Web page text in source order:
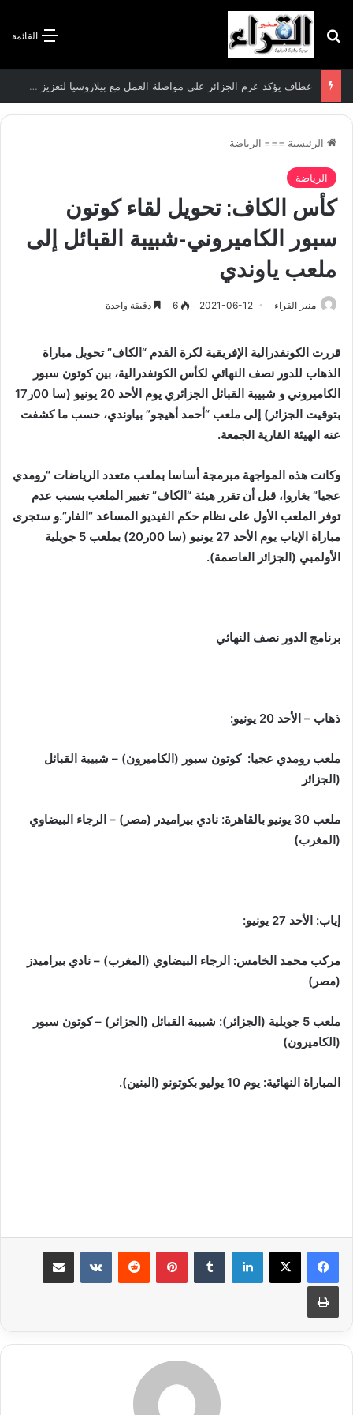
القائمة بحث عن
سعيود يشدد على إلزامية استكمال جميع عمليات تعويض متضرري حرائق الغابات قبل نهاية شهر أوت
الرئيسية === الرياضة
الرياضة
كأس الكاف: تحويل لقاء كوتون
سبور الكاميروني-شبيبة القبائل إلى
ملعب ياوندي
منبر القراء 2021-06-12
6 دقيقة واحدة
قررت الكونفدرالية الإفريقية لكرة القدم “الكاف” تحويل مباراة
الذهاب للدور نصف النهائي لكأس الكونفدرالية، بين كوتون سبور
الكاميروني و شبيبة القبائل الجزائري يوم الأحد 20 يونيو (سا 00ر17
بتوقيت الجزائر) إلى ملعب “أحمد أهيجو” بياوندي، حسب ما كشفت
عنه الهيئة القارية الجمعة.
وكانت هذه المواجهة مبرمجة أساسا بملعب متعدد الرياضات “رومدي
عجيا” بغاروا، قبل أن تقرر هيئة “الكاف” تغيير الملعب بسبب عدم
توفر الملعب الأول على نظام حكم الفيديو المساعد “الفار”.و ستجرى
مباراة الإياب يوم الأحد 27 يونيو (سا 00ر20) بملعب 5 جويلية
الأولمبي (الجزائر العاصمة).
برنامج الدور نصف النهائي
ذهاب – الأحد 20 يونيو:
ملعب رومدي عجيا: كوتون سبور (الكاميرون) – شبيبة القبائل
(الجزائر
ملعب 30 يونيو بالقاهرة: نادي بيراميدر (مصر) – الرجاء البيضاوي
(المغرب)
إياب: الأحد 27 يونيو:
مركب محمد الخامس: الرجاء البيضاوي (المغرب) – نادي بيراميدز
(مصر)
ملعب 5 جويلية (الجزائر): شبيبة القبائل (الجزائر) – كوتون سبور
(الكاميرون)
المباراة النهائية: يوم 10 يوليو بكوتونو (البنين).
لينكدإن بينتيريست
طباعة